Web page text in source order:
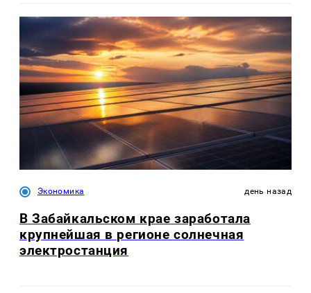
Экономика день назад
В Забайкальском крае заработала
крупнейшая в регионе солнечная
электростанция